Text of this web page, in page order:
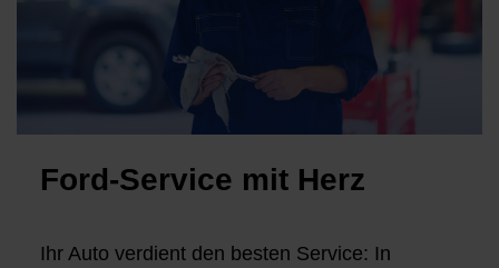
Ford-Service mit Herz
Ihr Auto verdient den besten Service: In